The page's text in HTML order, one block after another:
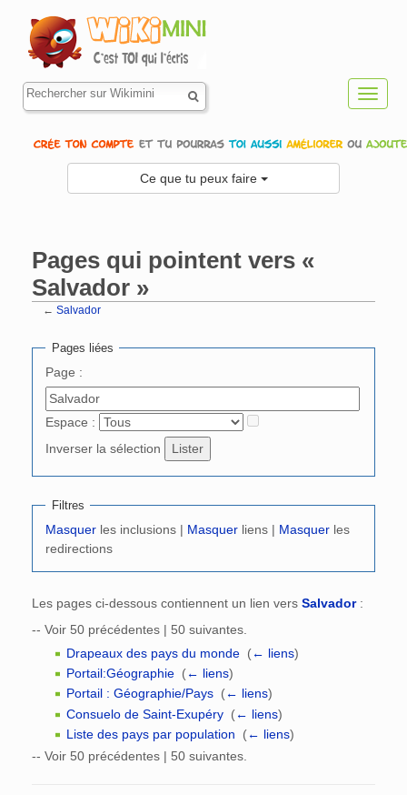
Ce que tu peux faire
Pages qui pointent vers «
Salvador »
← Salvador
Pages liées
Page :
Espace :
Inverser la sélection
Filtres
Masquer les inclusions | Masquer liens | Masquer les
redirections
Les pages ci-dessous contiennent un lien vers Salvador:
-- Voir 50 précédentes | 50 suivantes.
Drapeaux des pays du monde‎ (← liens)
Portail:Géographie‎ (← liens)
Portail : Géographie/Pays‎ (← liens)
Consuelo de Saint-Exupéry‎ (← liens)
Liste des pays par population
(← liens)
-- Voir 50 précédentes | 50 suivantes.